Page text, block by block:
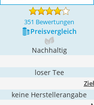
351 Bewertungen
Preis­vergleich
Nachhaltig
loser Tee
keine Herstellerangabe